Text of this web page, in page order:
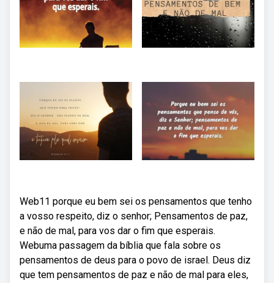
Web11 porque eu bem sei os pensamentos que tenho
a vosso respeito, diz o senhor; Pensamentos de paz,
e não de mal, para vos dar o fim que esperais.
Webuma passagem da bíblia que fala sobre os
pensamentos de deus para o povo de israel. Deus diz
que tem pensamentos de paz e não de mal para eles,